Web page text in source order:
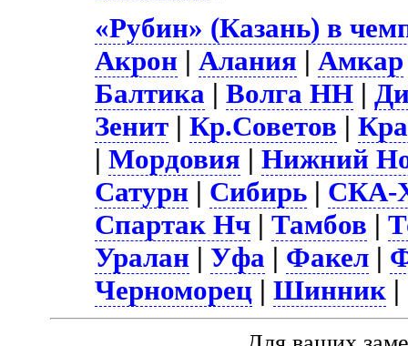
«Рубин» (Казань) в
Акрон |Алания |Амкар
Балтика |Волга НН |
Зенит |Кр.Советов |
|Мордовия |Нижний
Сатурн | Сибирь | СКА-
Спартак Нч |Тамбов |
Уралан |Уфа | Факел |
Черноморец |Шинник |